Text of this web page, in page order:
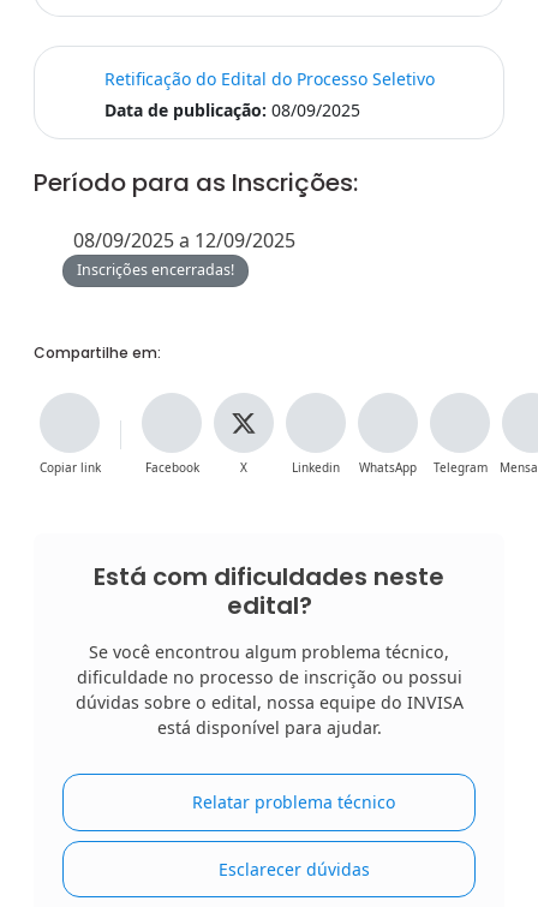
Retificação do Edital do Processo Seletivo
Data de publicação: 08/09/2025
Período para as Inscrições:
08/09/2025 a 12/09/2025
Inscrições encerradas!
Compartilhe em:
Copiar link Facebook X Linkedin WhatsApp Telegram
Está com dificuldades neste
edital?
Se você encontrou algum problema técnico,
dificuldade no processo de inscrição ou possui
dúvidas sobre o edital, nossa equipe do INVISA
está disponível para ajudar.
Relatar problema técnico
Esclarecer dúvidas